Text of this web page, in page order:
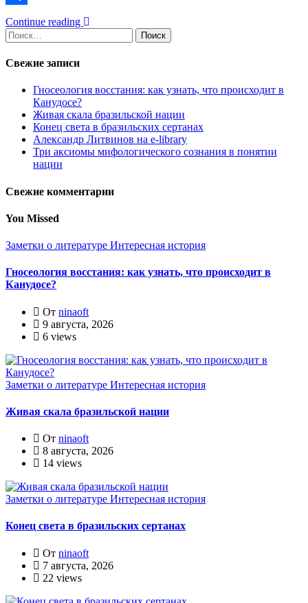
Отправить
Continue reading
Найти:
Свежие записи
Гносеология восстания: как узнать, что происходит в
Канудосе?
Живая скала бразильской нации
Конец света в бразильских сертанах
Александр Литвинов на e-library
Три аксиомы мифологического сознания в понятии
нации
Свежие комментарии
You Missed
Заметки о литературе Интересная история
Гносеология восстания: как узнать, что происходит в
Канудосе?
От ninaoft
9 августа, 2026
6 views
Заметки о литературе Интересная история
Живая скала бразильской нации
От ninaoft
8 августа, 2026
14 views
Заметки о литературе Интересная история
Конец света в бразильских сертанах
От ninaoft
7 августа, 2026
22 views